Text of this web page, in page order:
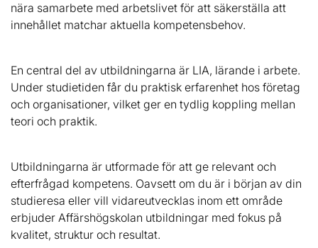
nära samarbete med arbetslivet för att säkerställa att
innehållet matchar aktuella kompetensbehov.
En central del av utbildningarna är LIA, lärande i arbete.
Under studietiden får du praktisk erfarenhet hos företag
och organisationer, vilket ger en tydlig koppling mellan
teori och praktik.
Utbildningarna är utformade för att ge relevant och
efterfrågad kompetens. Oavsett om du är i början av din
studieresa eller vill vidareutvecklas inom ett område
erbjuder Affärshögskolan utbildningar med fokus på
kvalitet, struktur och resultat.